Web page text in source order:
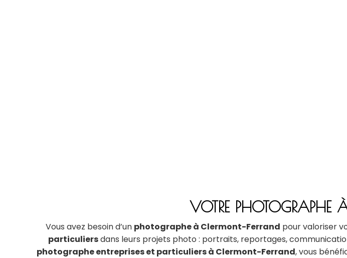
VOTRE PHOTOGRAPHE
Vous avez besoin d’un photographe à Clermont-Ferrand pour valoriser
particuliersdans leurs projets photo : portraits, reportages,
photographe entreprises et particuliers à Clermont-Ferrand, vous